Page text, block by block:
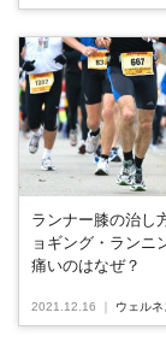
ランナー膝の治し
ョギング・ランニ
痛いのはなぜ？
2021.12.16 ウェル